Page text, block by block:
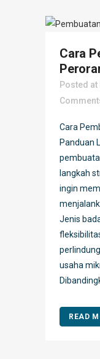
Cara
Posted at
Cara
Panduan
langkah
ingin
Jenis
usaha
READ